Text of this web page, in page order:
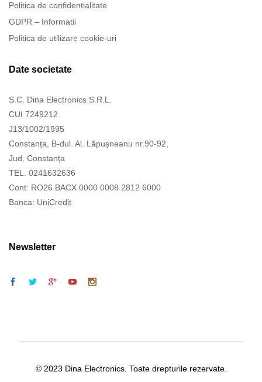
Politica de confidentialitate
GDPR – Informatii
Politica de utilizare cookie-uri
Date societate
S.C. Dina Electronics S.R.L.
CUI 7249212
J13/1002/1995
Constanța, B-dul. Al. Lăpușneanu nr.90-92,
Jud. Constanța
TEL. 0241632636
Cont: RO26 BACX 0000 0008 2812 6000
Banca: UniCredit
Newsletter
© 2023 Dina Electronics. Toate drepturile rezervate.